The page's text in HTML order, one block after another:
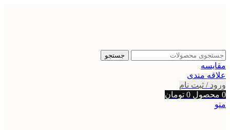
جستجو
مقایسه
علاقه مندی
ورود / ثبت نام
0 محصول 0 تومان
منو